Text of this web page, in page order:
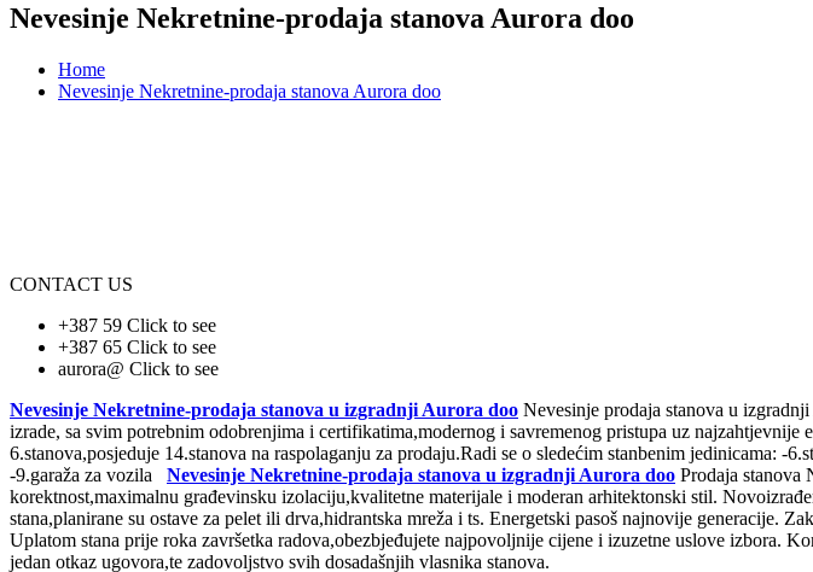
Nevesinje Nekretnine-prodaja stanova Aurora doo
Home
Nevesinje Nekretnine-prodaja stanova Aurora doo
CONTACT US
+387 59 Click to see
+387 65 Click to see
aurora@ Click to see
Nevesinje Nekretnine-prodaja stanova u izgradnji Aurora doo Nevesinje prodaja stanova u
izrade, sa svim potrebnim odobrenjima i certifikatima,modernog i savremenog pristupa uz
6.stanova,posjeduje 14.stanova na raspolaganju za prodaju.Radi se o sledećim stanbenim jedinicama:
-9.garaža za vozila Nevesinje Nekretnine-prodaja stanova u izgradnji Aurora doo Prodaja stanova
korektnost,maximalnu građevinsku izolaciju,kvalitetne materijale i moderan arhitektonski stil.
stana,planirane su ostave za pelet ili drva,hidrantska mreža i ts. Energetski pasoš najnovije generacije.
Uplatom stana prije roka završetka radova,obezbjeđujete najpovoljnije cijene i izuzetne uslove izbora.
jedan otkaz ugovora,te zadovoljstvo svih dosadašnjih vlasnika stanova.